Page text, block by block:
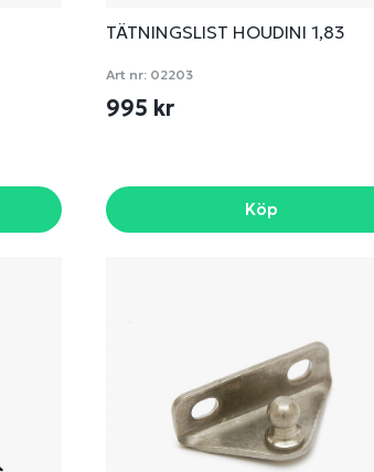
TÄTNINGSLIST HOUDINI 1,83
Art nr: 02203
995 kr
Köp